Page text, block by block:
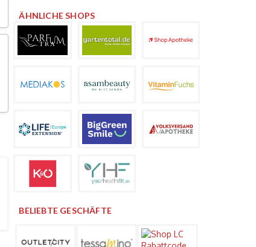
ÄHNLICHE SHOPS
BELIEBTE GESCHÄFTE